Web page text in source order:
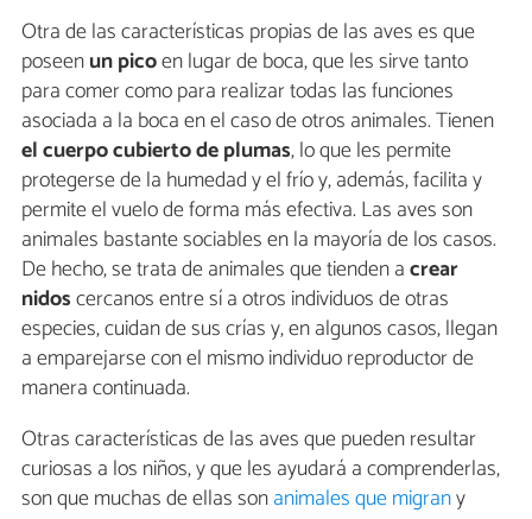
Otra de las características propias de las aves es que
poseenun picoen lugar de boca, que les sirve tanto
para comer como para realizar todas las funciones
asociada a la boca en el caso de otros animales. Tienen
el cuerpo cubierto de plumas, lo que les permite
protegerse de la humedad y el frío y, además, facilita y
permite el vuelo de forma más efectiva. Las aves son
animales bastante sociables en la mayoría de los casos.
De hecho, se trata de animales que tienden acrear
nidoscercanos entre sí a otros individuos de otras
especies, cuidan de sus crías y, en algunos casos, llegan
a emparejarse con el mismo individuo reproductor de
manera continuada.
Otras características de las aves que pueden resultar
curiosas a los niños, y que les ayudará a comprenderlas,
son que muchas de ellas sonanimales que migrany